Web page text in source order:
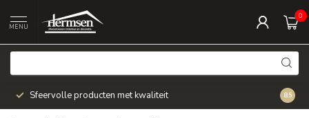
MENU
0
Sfeervolle producten met kwaliteit Snel
8.5